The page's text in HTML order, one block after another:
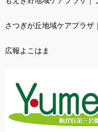
さつぎが丘地域ケアプラザ ｜
広報よこはま